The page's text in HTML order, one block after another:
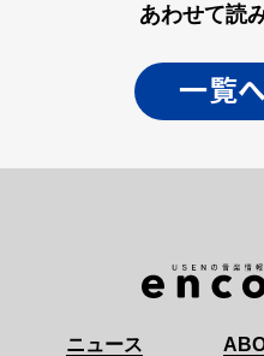
あわせて読
一覧
ニュース